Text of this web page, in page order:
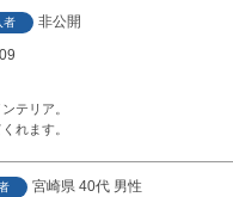
者
非公開
テリア。
れます。
宮崎県 40代 男性